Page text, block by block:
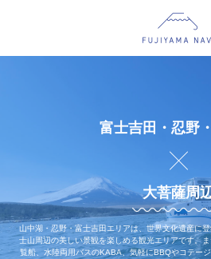
富士吉田・忍野
大菩薩周
山中湖・忍野・富士吉田エリアは、世界文化遺産に
士山周辺の美しい景観を楽しめる観光エリアです。
覧船、水陸両用バスのKABA、気軽にBBQやコテー